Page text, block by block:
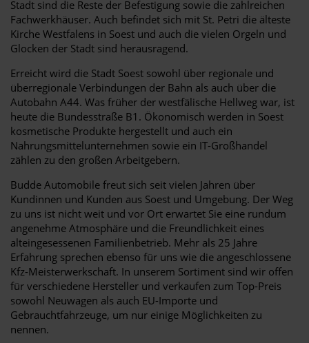
Stadt sind die Reste der Befestigung sowie die zahlreichen
Fachwerkhäuser. Auch befindet sich mit St. Petri die älteste
Kirche Westfalens in Soest und auch die vielen Orgeln und
Glocken der Stadt sind herausragend.
Erreicht wird die Stadt Soest sowohl über regionale und
überregionale Verbindungen der Bahn als auch über die
Autobahn A44. Was früher der westfälische Hellweg war, ist
heute die Bundesstraße B1. Ökonomisch werden in Soest
kosmetische Produkte hergestellt und auch ein
Nahrungsmittelunternehmen sowie ein IT-Großhandel
zählen zu den großen Arbeitgebern.
Budde Automobile freut sich seit vielen Jahren über
Kundinnen und Kunden aus Soest und Umgebung. Der Weg
zu uns ist nicht weit und vor Ort erwartet Sie eine rundum
angenehme Atmosphäre und die Freundlichkeit eines
alteingesessenen Familienbetrieb. Mehr als 25 Jahre
Erfahrung sprechen ebenso für uns wie die angeschlossene
Kfz-Meisterwerkschaft. In unserem Sortiment sind wir offen
für verschiedene Hersteller und verkaufen zum Top-Preis
sowohl Neuwagen als auch EU-Importe und
Gebrauchtfahrzeuge, um nur einige Möglichkeiten zu
nennen.